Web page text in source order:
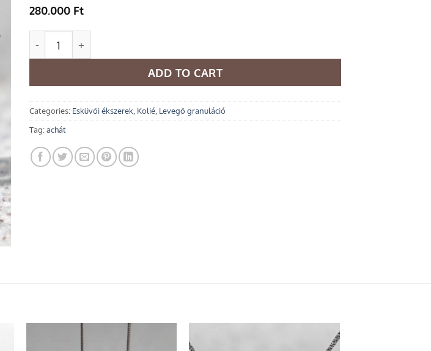
280.000 Ft
ADD TO CART
Categories: Esküvői ékszerek Kolié Levegő granuláció
Tag:achát